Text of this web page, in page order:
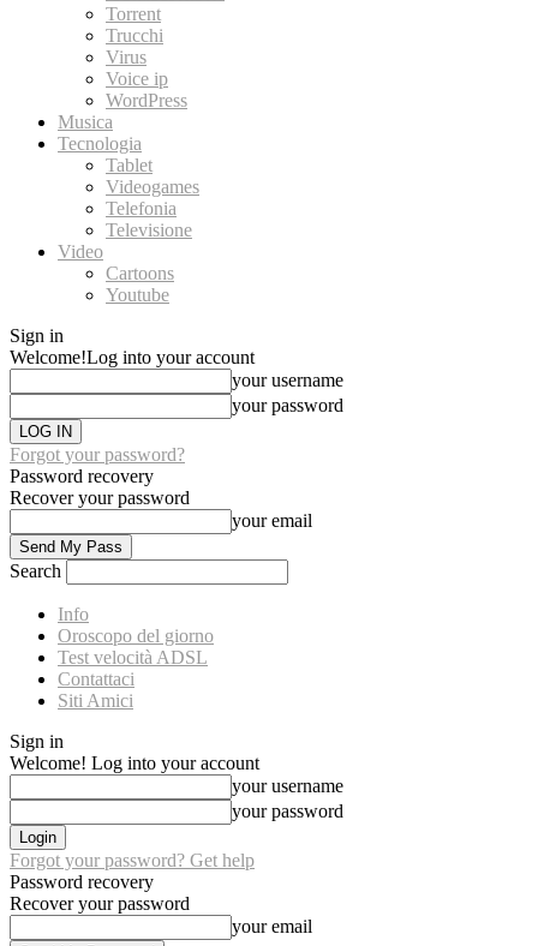
Torrent
Trucchi
Virus
Voice ip
WordPress
Musica
Tecnologia
Tablet
Videogames
Telefonia
Televisione
Video
Cartoons
Youtube
Sign in
Welcome!Log into your account
your username
your password
Forgot your password?
Password recovery
Recover your password
your email
Search
Info
Oroscopo del giorno
Test velocità ADSL
Contattaci
Siti Amici
Sign in
Welcome! Log into your account
your username
your password
Forgot your password? Get help
Password recovery
Recover your password
your email